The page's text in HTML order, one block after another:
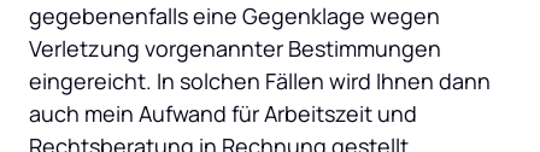
gegebenenfalls eine Gegenklage wegen
Verletzung vorgenannter Bestimmungen
eingereicht. In solchen Fällen wird Ihnen dann
auch mein Aufwand für Arbeitszeit und